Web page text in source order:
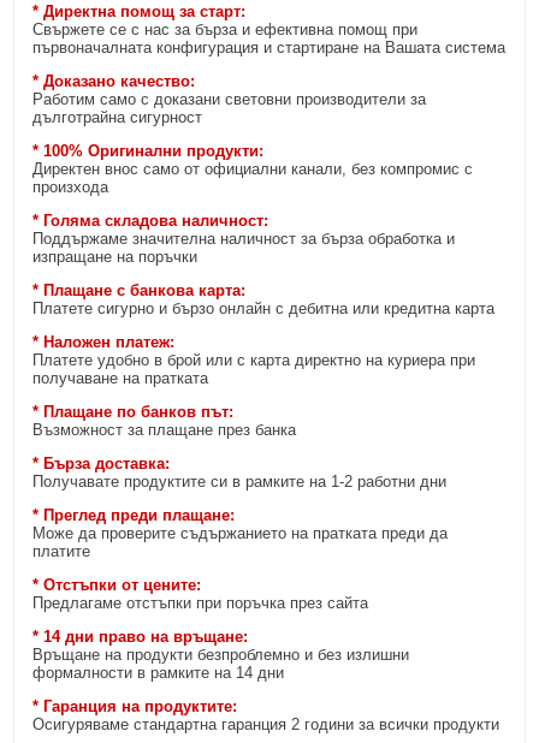
* Директна помощ за старт:
Свържете се с нас за бърза и ефективна помощ при
първоначалната конфигурация и стартиране на Вашата система
* Доказано качество:
Работим само с доказани световни производители за
дълготрайна сигурност
* 100% Оригинални продукти:
Директен внос само от официални канали, без компромис с
произхода
* Голяма складова наличност:
Поддържаме значителна наличност за бърза обработка и
изпращане на поръчки
* Плащане с банкова карта:
Платете сигурно и бързо онлайн с дебитна или кредитна карта
* Наложен платеж:
Платете удобно в брой или с карта директно на куриера при
получаване на пратката
* Плащане по банков път:
Възможност за плащане през банка
* Бърза доставка:
Получавате продуктите си в рамките на 1-2 работни дни
* Преглед преди плащане:
Може да проверите съдържанието на пратката преди да
платите
* Отстъпки от цените:
Предлагаме отстъпки при поръчка през сайта
* 14 дни право на връщане:
Връщане на продукти безпроблемно и без излишни
формалности в рамките на 14 дни
* Гаранция на продуктите:
Осигуряваме стандартна гаранция 2 години за всички продукти